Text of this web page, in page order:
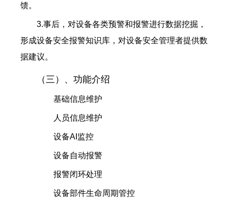
馈。
3.事后，对设备各类预警和报警进行数据挖掘，
形成设备安全报警知识库，对设备安全管理者提供数
据建议。
（三）、功能介绍
基础信息维护
人员信息维护
设备AI监控
设备自动报警
报警闭环处理
设备部件生命周期管控